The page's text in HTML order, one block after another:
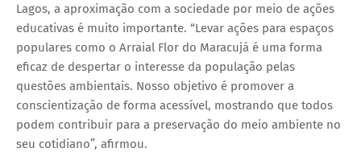
Lagos, a aproximação com a sociedade por meio de ações
educativas é muito importante. “Levar ações para espaços
populares como o Arraial Flor do Maracujá é uma forma
eficaz de despertar o interesse da população pelas
questões ambientais. Nosso objetivo é promover a
conscientização de forma acessível, mostrando que todos
podem contribuir para a preservação do meio ambiente no
seu cotidiano”, afirmou.